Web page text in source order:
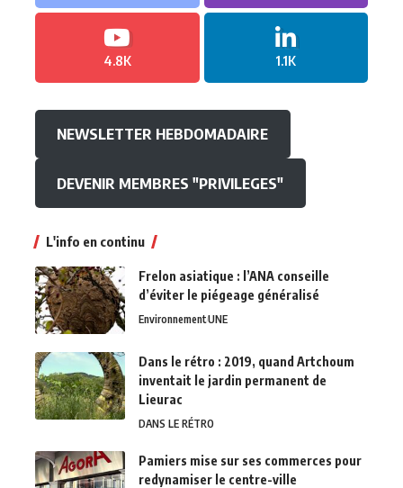
4.8K 1.1K
NEWSLETTER HEBDOMADAIRE
DEVENIR MEMBRES "PRIVILEGES"
L'info en continu
Frelon asiatique : l’ANA conseille
d’éviter le piégeage généralisé
EnvironnementUNE
Dans le rétro : 2019, quand Artchoum
inventait le jardin permanent de
Lieurac
DANS LE RÉTRO
Pamiers mise sur ses commerces pour
redynamiser le centre-ville